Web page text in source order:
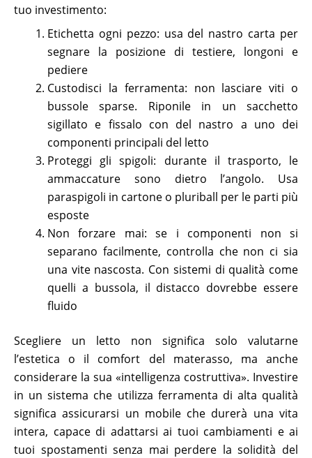
tuo investimento:
Etichetta ogni pezzo: usa del nastro carta per
segnare la posizione di testiere, longoni e
pediere
Custodisci la ferramenta: non lasciare viti o
bussole sparse. Riponile in un sacchetto
sigillato e fissalo con del nastro a uno dei
componenti principali del letto
Proteggi gli spigoli: durante il trasporto, le
ammaccature sono dietro l’angolo. Usa
paraspigoli in cartone o pluriball per le parti più
esposte
Non forzare mai: se i componenti non si
separano facilmente, controlla che non ci sia
una vite nascosta. Con sistemi di qualità come
quelli a bussola, il distacco dovrebbe essere
fluido
Scegliere un letto non significa solo valutarne
l’estetica o il comfort del materasso, ma anche
considerare la sua «intelligenza costruttiva». Investire
in un sistema che utilizza ferramenta di alta qualità
significa assicurarsi un mobile che durerà una vita
intera, capace di adattarsi ai tuoi cambiamenti e ai
tuoi spostamenti senza mai perdere la solidità del